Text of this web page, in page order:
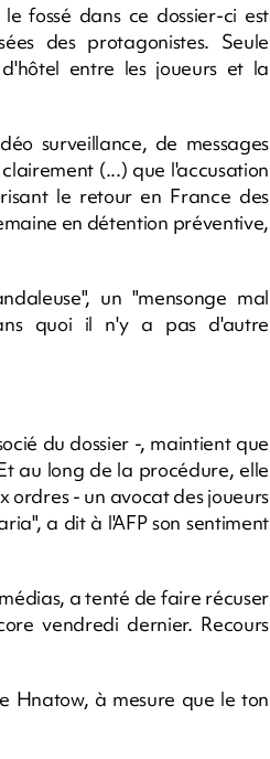
fossé dans ce dossier-ci est
des protagonistes. Seule
entre les joueurs et la
surveillance, de messages
(...) que l'accusation
le retour en France des
en détention préventive,
un "mensonge mal
quoi il n'y a pas d'autre
du dossier -, maintient que
au long de la procédure, elle
ordres - un avocat des joueurs
a dit à l'AFP son sentiment
a tenté de faire récuser
vendredi dernier. Recours
Hnatow, à mesure que le ton